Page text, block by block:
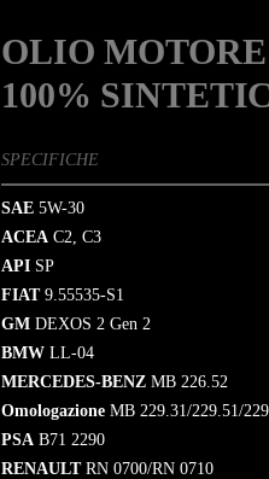
OLIO MOTORE
100%
SPECIFICHE
SAE 5W-30
ACEA C2, C3
API SP
FIAT9.55535-S1
GM DEXOS 2 Gen 2
BMW LL-04
MERCEDES-BENZ MB 226.52
Omologazione MB 229.31/229.51/
PSA B71 2290
RENAULTRN 0700/RN 0710